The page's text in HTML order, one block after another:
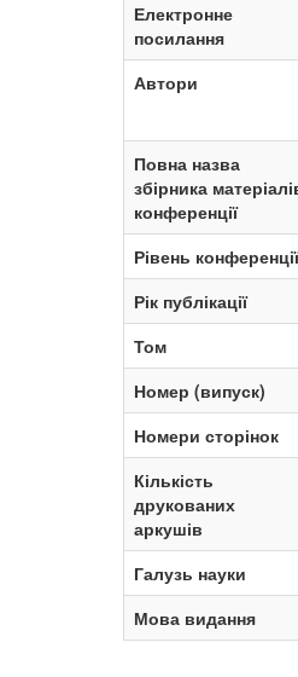
Електронне
посилання
Автори
Повна назва
збірника
конференції
Рівень конференції
Рік публікації
Том
Номер (випуск)
Номери сторінок
Кількість
друкованих
аркушів
Галузь науки
Мова видання